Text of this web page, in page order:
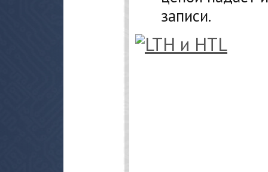
записи.